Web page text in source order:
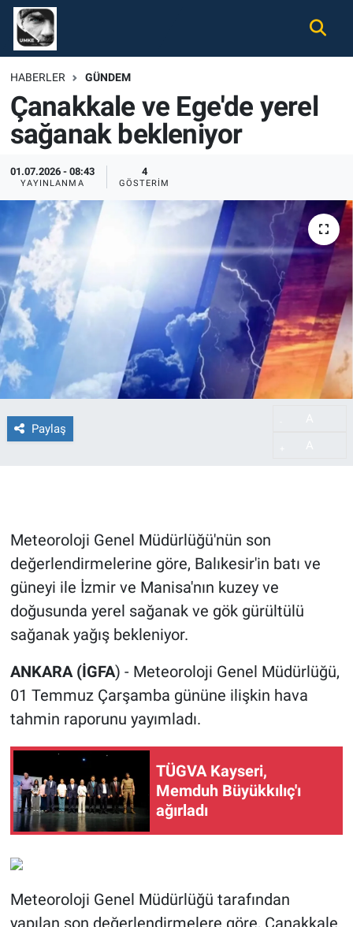
HABERLER GÜNDEM
Çanakkale ve Ege'de yerel
sağanak bekleniyor
01.07.2026 - 08:43
YAYINLANMA
4
GÖSTERIM
Paylaş
Meteoroloji Genel Müdürlüğü'nün son
değerlendirmelerine göre, Balıkesir'in batı ve
güneyi ile İzmir ve Manisa'nın kuzey ve
doğusunda yerel sağanak ve gök gürültülü
sağanak yağış bekleniyor.
ANKARA (İGFA) - Meteoroloji Genel Müdürlüğü,
01 Temmuz Çarşamba gününe ilişkin hava
tahmin raporunu yayımladı.
TÜGVA Kayseri,
Memduh Büyükkılıç'ı
ağırladı
Meteoroloji Genel Müdürlüğü tarafından
Gündem
Ekonomi
Spor
Magazin
Tüm Haberler
İletişim
Künye
Nöbetçi Eczaneler
Hava Durumu
Namaz Vakitleri
Trafik Durumu
Süper Lig Puan Durumu ve Fikstür
Tüm Manşetler
Son Dakika Haberleri
Haber Arşivi